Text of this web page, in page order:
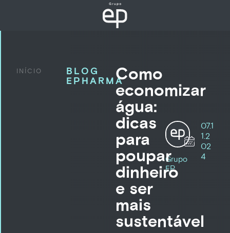
INÍCIO
BLOG
EPHARMAComo
economizar
água:
dicas
para
poupar
dinheiro
e ser
mais
sustentável
Grupo
EP
07.1
1.2
02
4